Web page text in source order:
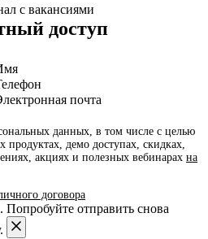
с вакансиями
доступ
почта
данных, в том числе с целью
демо доступах, скидках,
акциях и полезных вебинарах на
договора
отправить снова